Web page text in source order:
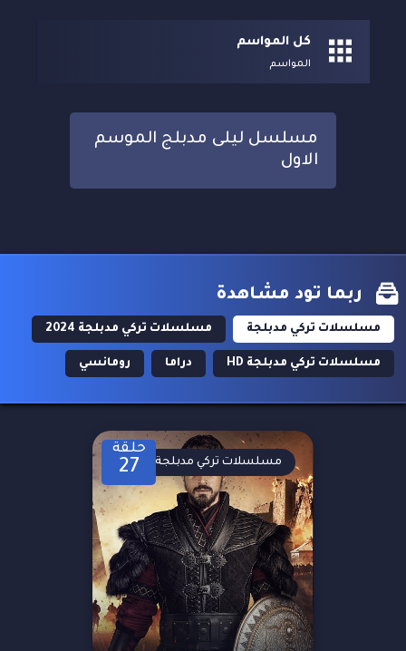
كل المواسم
المواسم
مسلسل ليلى مدبلج الموسم
الاول
ربما تود مشاهدة
مسلسلات تركي مدبلجة مسلسلات تركي مدبلجة 2024
مسلسلات تركي مدبلجة HD دراما رومانسي
حلقة
27 مسلسلات تركي مدبلجة